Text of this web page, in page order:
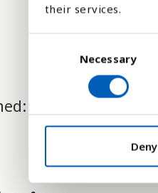
their services.
e
Necessary
Deny